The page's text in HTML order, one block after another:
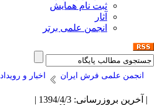
ثبت نام همایش
آثار
انجمن علمی برتر
انجمن علمی فرش ایران اخبار و رویدادها
بروزرسانی: 1394/4/3 |